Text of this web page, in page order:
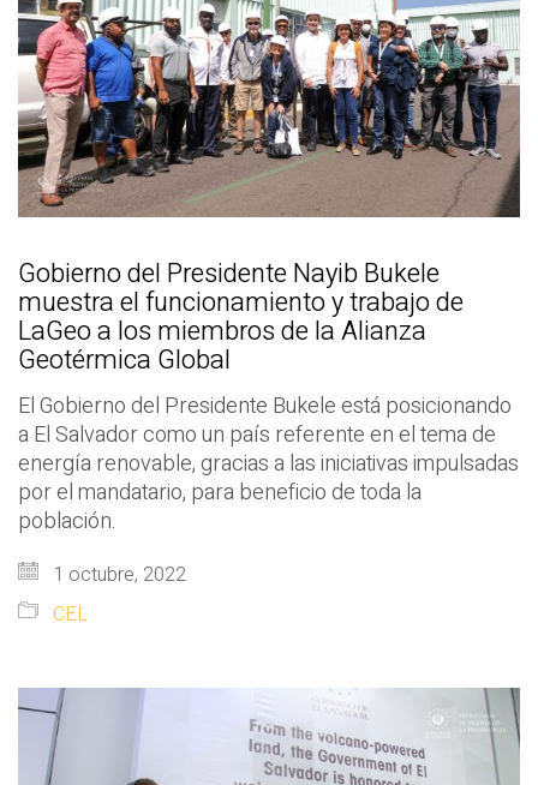
Gobierno del Presidente Nayib Bukele
muestra el funcionamiento y trabajo de
LaGeo a los miembros de la Alianza
Geotérmica Global
El Gobierno del Presidente Bukele está posicionando
a El Salvador como un país referente en el tema de
energía renovable, gracias a las iniciativas impulsadas
por el mandatario, para beneficio de toda la
población.
1 octubre, 2022
CEL